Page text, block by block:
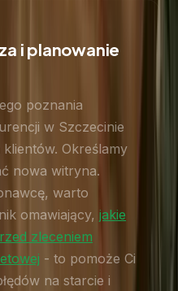
i planowanie
poznania
w Szczecinie
Określamy
nowa witryna.
warto
omawiający, jakie
zleceniem
- to pomoże Ci
na starcie i